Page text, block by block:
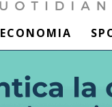
ECONOMIA